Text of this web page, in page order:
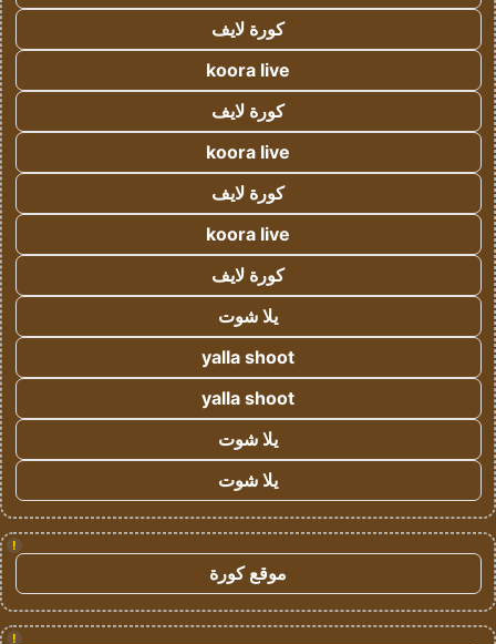
كورة لايف
koora live
كورة لايف
koora live
كورة لايف
koora live
كورة لايف
يلا شوت
yalla shoot
yalla shoot
يلا شوت
يلا شوت
!
موقع كورة
!